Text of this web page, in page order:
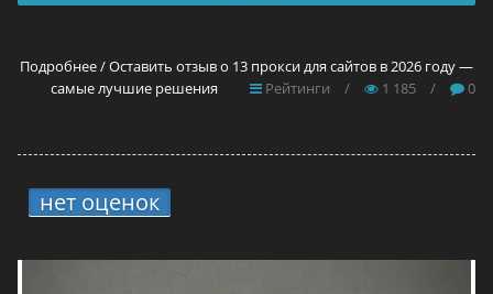
Подробнее / Оставить отзыв о 13 прокси для сайтов в 2026 году —
самые лучшие решения
Рейтинги / 1 185 / 0
нет оценок